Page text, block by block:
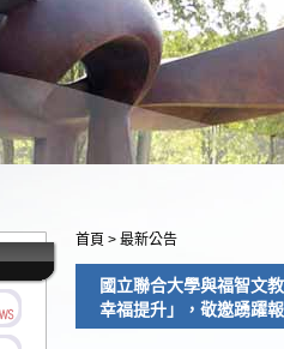
首頁 > 最新公告
國立聯合大學與福智文
幸福提升」，敬邀踴躍